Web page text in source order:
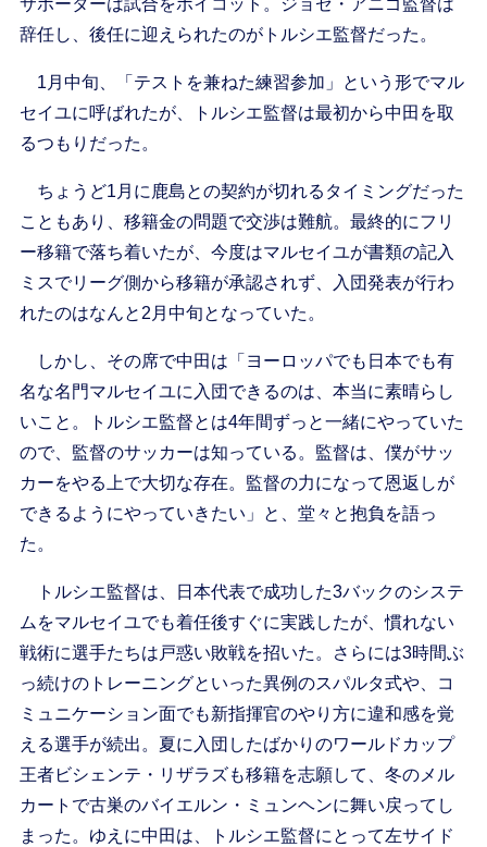
サポーターは試合をボイコット。ジョゼ・アニゴ監督は
辞任し、後任に迎えられたのがトルシエ監督だった。
1月中旬、「テストを兼ねた練習参加」という形でマル
セイユに呼ばれたが、トルシエ監督は最初から中田を取
るつもりだった。
ちょうど1月に鹿島との契約が切れるタイミングだった
こともあり、移籍金の問題で交渉は難航。最終的にフリ
ー移籍で落ち着いたが、今度はマルセイユが書類の記入
ミスでリーグ側から移籍が承認されず、入団発表が行わ
れたのはなんと2月中旬となっていた。
しかし、その席で中田は「ヨーロッパでも日本でも有
名な名門マルセイユに入団できるのは、本当に素晴らし
いこと。トルシエ監督とは4年間ずっと一緒にやっていた
ので、監督のサッカーは知っている。監督は、僕がサッ
カーをやる上で大切な存在。監督の力になって恩返しが
できるようにやっていきたい」と、堂々と抱負を語っ
た。
トルシエ監督は、日本代表で成功した3バックのシステ
ムをマルセイユでも着任後すぐに実践したが、慣れない
戦術に選手たちは戸惑い敗戦を招いた。さらには3時間ぶ
っ続けのトレーニングといった異例のスパルタ式や、コ
ミュニケーション面でも新指揮官のやり方に違和感を覚
える選手が続出。夏に入団したばかりのワールドカップ
王者ビシェンテ・リザラズも移籍を志願して、冬のメル
カートで古巣のバイエルン・ミュンヘンに舞い戻ってし
まった。ゆえに中田は、トルシエ監督にとって左サイド